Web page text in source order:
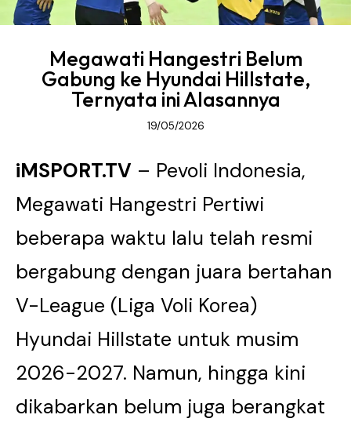
Megawati Hangestri Belum
Gabung ke Hyundai Hillstate,
Ternyata ini Alasannya
19/05/2026
iMSPORT.TV – Pevoli Indonesia,
Megawati Hangestri Pertiwi
beberapa waktu lalu telah resmi
bergabung dengan juara bertahan
V-League (Liga Voli Korea)
Hyundai Hillstate untuk musim
2026-2027. Namun, hingga kini
dikabarkan belum juga berangkat